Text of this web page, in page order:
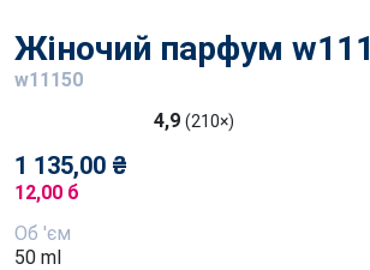
Жіночий парфум w111
w11150
4,9 (210×)
1 135,00 ₴
12,00 б
Об 'єм
50 ml